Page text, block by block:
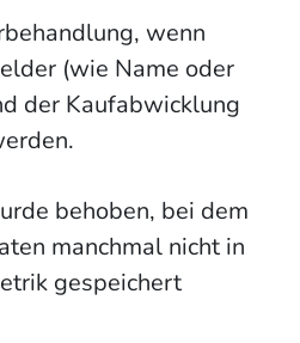
wenn
(wie Name oder
der Kaufabwicklung
behoben, bei dem
manchmal nicht in
gespeichert